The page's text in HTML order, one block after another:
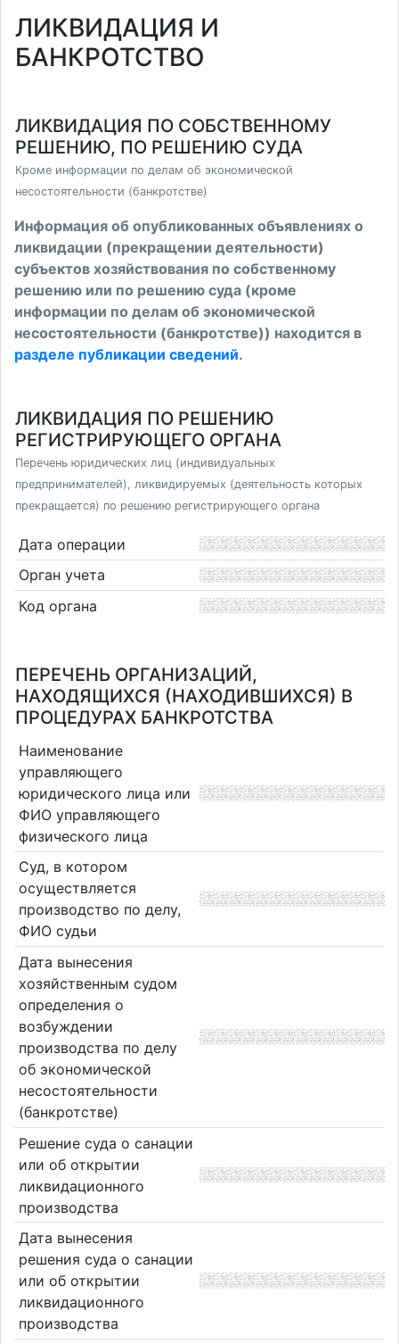
ЛИКВИДАЦИЯ И
БАНКРОТСТВО
ЛИКВИДАЦИЯ ПО СОБСТВЕННОМУ
РЕШЕНИЮ, ПО РЕШЕНИЮ СУДА
Кроме информации по делам об экономической
несостоятельности (банкротстве)
Информация об опубликованных объявлениях о
ликвидации (прекращении деятельности)
субъектов хозяйствования по собственному
решению или по решению суда (кроме
информации по делам об экономической
несостоятельности (банкротстве)) находится в
разделе публикации сведений.
ЛИКВИДАЦИЯ ПО РЕШЕНИЮ
РЕГИСТРИРУЮЩЕГО ОРГАНА
Перечень юридических лиц (индивидуальных
предпринимателей), ликвидируемых (деятельность которых
прекращается) по решению регистрирующего органа
Дата операции
Орган учета
Код органа
ПЕРЕЧЕНЬ ОРГАНИЗАЦИЙ,
НАХОДЯЩИХСЯ (НАХОДИВШИХСЯ) В
ПРОЦЕДУРАХ БАНКРОТСТВА
Наименование
управляющего
юридического лица или
ФИО управляющего
физического лица
Суд, в котором
осуществляется
производство по делу,
ФИО судьи
Дата вынесения
хозяйственным судом
определения о
возбуждении
производства по делу
об экономической
несостоятельности
(банкротстве)
Решение суда о санации
или об открытии
ликвидационного
производства
Дата вынесения
решения суда о санации
или об открытии
ликвидационного
производства